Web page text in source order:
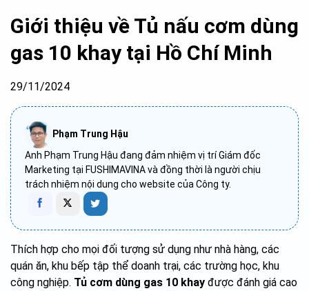
Giới thiệu về Tủ nấu cơm dùng
gas 10 khay tại Hồ Chí Minh
29/11/2024
Phạm Trung Hậu
Anh Phạm Trung Hậu đang đảm nhiệm vị trí Giám đốc
Marketing tại FUSHIMAVINA và đồng thời là người chịu
trách nhiệm nội dung cho website của Công ty.
Thích hợp cho mọi đối tượng sử dụng như nhà hàng, các
quán ăn, khu bếp tập thể doanh trại, các trường học, khu
công nghiệp. Tủ cơm dùng gas 10 khay được đánh giá cao